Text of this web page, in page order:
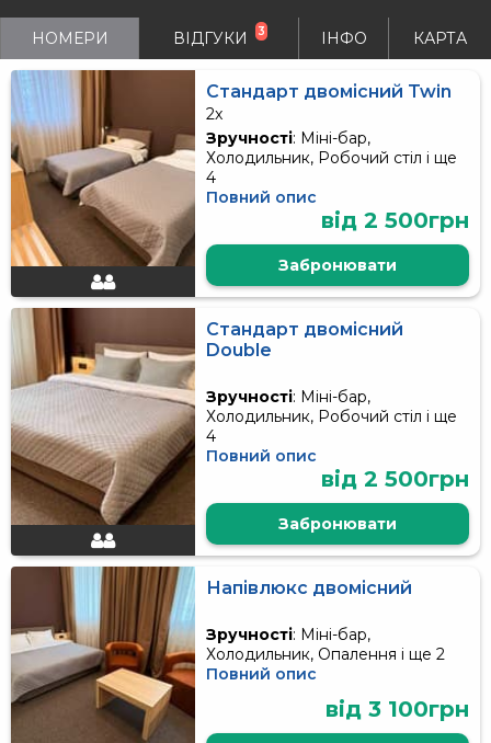
НОМЕРИ ВІДГУКИ 3 ІНФО КАРТА
Стандарт двомісний Twin
2x
Зручності: Міні-бар,
Холодильник, Робочий стіл і ще
4
Повний опис
від 2 500грн
Забронювати
Стандарт двомісний
Double
Зручності: Міні-бар,
Холодильник, Робочий стіл і ще
4
Повний опис
від 2 500грн
Забронювати
Напівлюкс двомісний
Зручності: Міні-бар,
Холодильник, Опалення і ще 2
Повний опис
від 3 100грн